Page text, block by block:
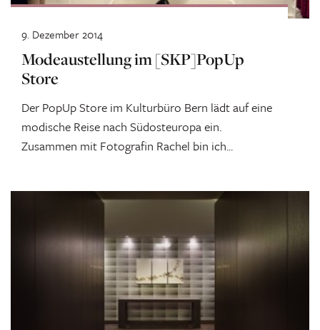
Modeaustellung im [SKP]PopUp
Store
Der PopUp Store im Kulturbüro Bern lädt auf eine
modische Reise nach Südosteuropa ein.
Zusammen mit Fotografin Rachel bin ich...
9. Dezember 2014